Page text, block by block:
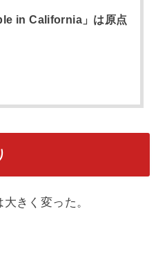
in California」は原点
きく変った。